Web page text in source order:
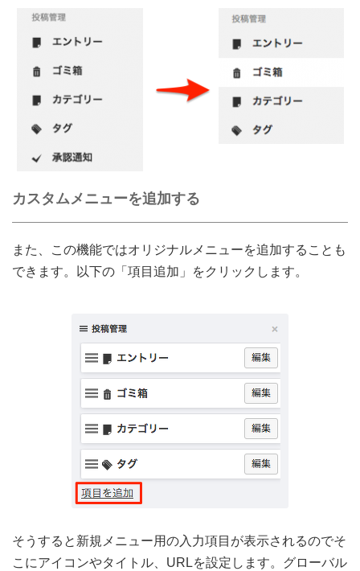
カスタムメニューを追加する
また、この機能ではオリジナルメニューを追加することも
できます。以下の「項目追加」をクリックします。
そうすると新規メニュー用の入力項目が表示されるのでそ
こにアイコンやタイトル、URLを設定します。グローバル